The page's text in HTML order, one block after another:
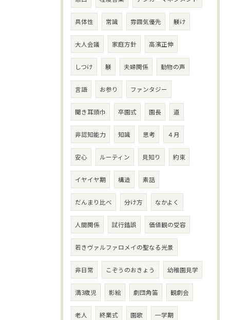
具体性 常識 雰囲気優先 躾け
大人会議 家庭方針 高濱正伸
しつけ 躾 夫婦関係 動物の声
言語 お参り ファンタジー
聞き耳頭巾 卒園式 園長 道
非認知能力 知識 思考 ４月
安心 ルーティン 見知り 約束
イヤイヤ期 構造 素話
だんまり比べ 分け方 なかよく
人間関係 試行錯誤 価値観の受容
若きヴァルファロメイの聖なる光景
非日常 こぞうのおきょう 幼稚園見学
満3歳児 影絵 劇団角笛 観劇会
老人 終業式 園歌 一学期